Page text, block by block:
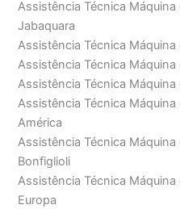
Assistência Técnica Máquina
Jabaquara
Assistência Técnica Máquina
Assistência Técnica Máquina
Assistência Técnica Máquina
Assistência Técnica Máquina
América
Assistência Técnica Máquina
Bonfiglioli
Assistência Técnica Máquina
Europa